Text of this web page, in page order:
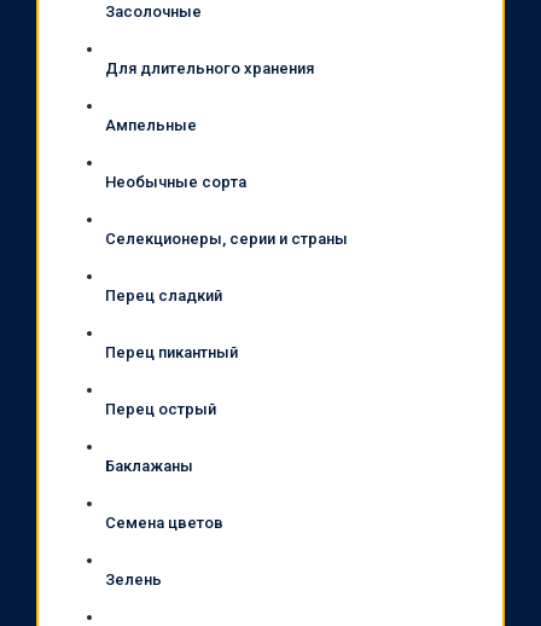
Засолочные
Для длительного хранения
Ампельные
Необычные сорта
Селекционеры, серии и страны
Перец сладкий
Перец пикантный
Перец острый
Баклажаны
Семена цветов
Зелень